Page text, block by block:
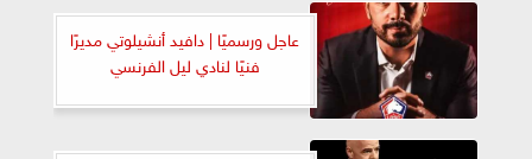
عاجل ورسميًا | دافيد أنشيلوتي مديرًا
فنيًا لنادي ليل الفرنسي